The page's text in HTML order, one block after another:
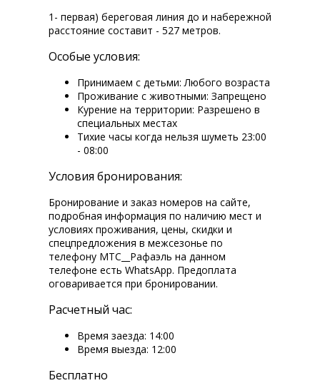
1- первая) береговая линия до и набережной
расстояние составит - 527 метров.
Особые условия:
Принимаем с детьми: Любого возраста
Проживание с животными: Запрещено
Курение на территории: Разрешено в
специальных местах
Тихие часы когда нельзя шуметь 23:00
- 08:00
Условия бронирования:
Бронирование и заказ номеров на сайте,
подробная информация по наличию мест и
условиях проживания, цены, скидки и
спецпредложения в межсезонье по
телефону МТС__Рафаэль на данном
телефоне есть WhatsApp. Предоплата
оговаривается при бронировании.
Расчетный час:
Время заезда: 14:00
Время выезда: 12:00
Бесплатно